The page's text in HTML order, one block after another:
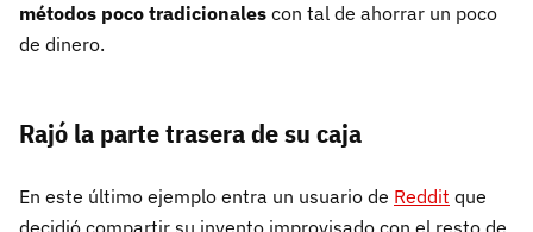
métodos poco tradicionales con tal de ahorrar un poco
de dinero.
Rajó la parte trasera de su caja
En este último ejemplo entra un usuario de Reddit que